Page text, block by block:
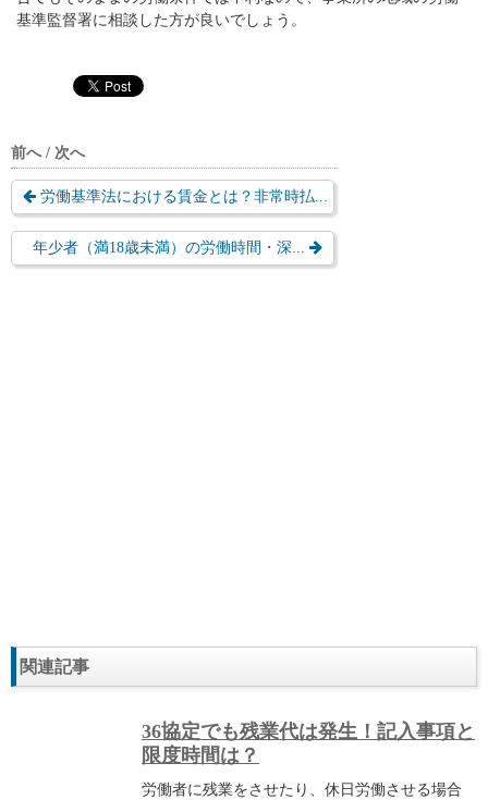
基準監督署に相談した方が良いでしょう。
前へ / 次へ
労働基準法における賃金とは？非常時払...
年少者（満18歳未満）の労働時間・深...
関連記事
36協定でも残業代は発生！記入事項と
限度時間は？
労働者に残業をさせたり、休日労働させる場合